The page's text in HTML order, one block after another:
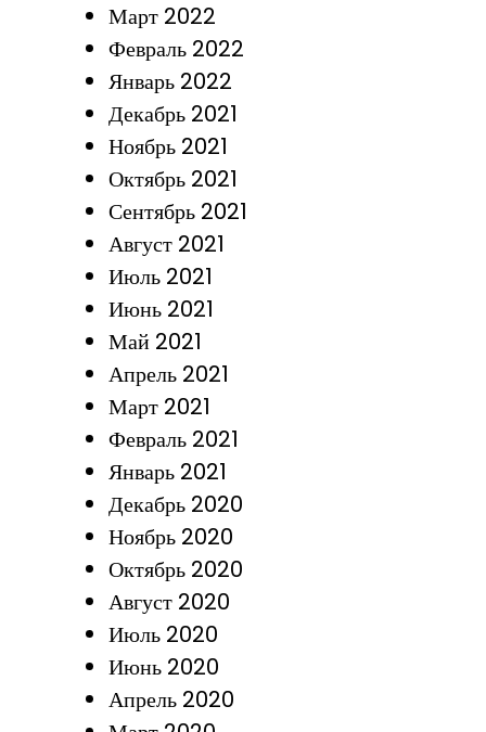
Март 2022
Февраль 2022
Январь 2022
Декабрь 2021
Ноябрь 2021
Октябрь 2021
Сентябрь 2021
Август 2021
Июль 2021
Июнь 2021
Май 2021
Апрель 2021
Март 2021
Февраль 2021
Январь 2021
Декабрь 2020
Ноябрь 2020
Октябрь 2020
Август 2020
Июль 2020
Июнь 2020
Апрель 2020